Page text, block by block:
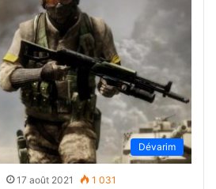
Dévarim
17 août 2021 1 031